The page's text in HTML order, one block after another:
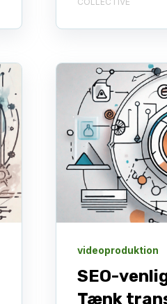
videoproduktion
SEO-
Tænk